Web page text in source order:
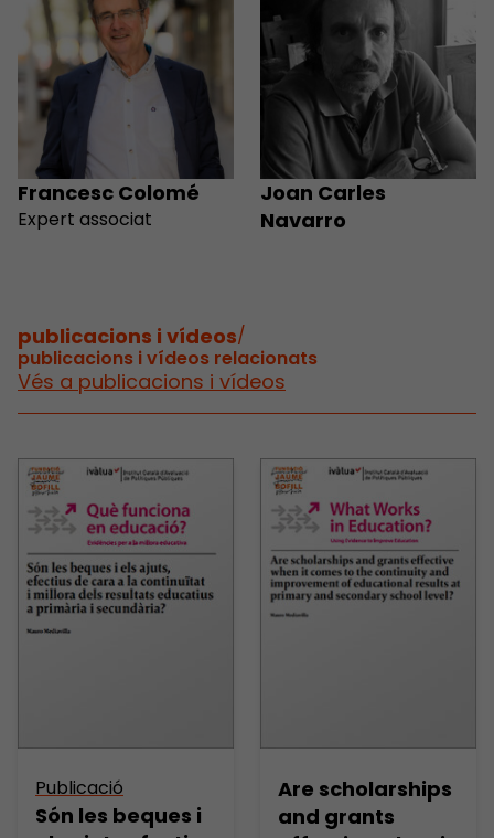
Francesc Colomé
Expert associat
Joan Carles
Navarro
publicacions i vídeos/
publicacions i vídeos relacionats
Vés a publicacions i vídeos
Publicació
Són les beques i
Are scholarships
and grants